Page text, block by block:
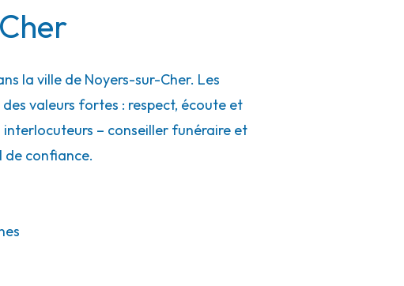
la ville de Noyers-sur-Cher. Les
valeurs fortes : respect, écoute et
– conseiller funéraire et
de confiance.